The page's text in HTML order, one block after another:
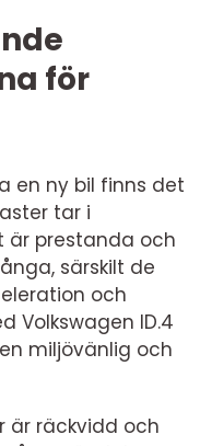
för
en ny bil finns det
tar i
är prestanda och
särskilt de
och
Volkswagen ID.4
miljövänlig och
är räckvidd och